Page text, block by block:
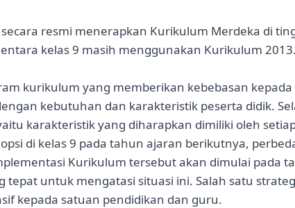
resmi menerapkan Kurikulum Merdeka di
kelas 9 masih menggunakan Kurikulum
kurikulum yang memberikan kebebasan
kebutuhan dan karakteristik peserta didik.
karakteristik yang diharapkan dimiliki oleh
di kelas 9 pada tahun ajaran berikutnya,
Kurikulum tersebut akan dimulai pada
untuk mengatasi situasi ini. Salah satu
kepada satuan pendidikan dan guru.